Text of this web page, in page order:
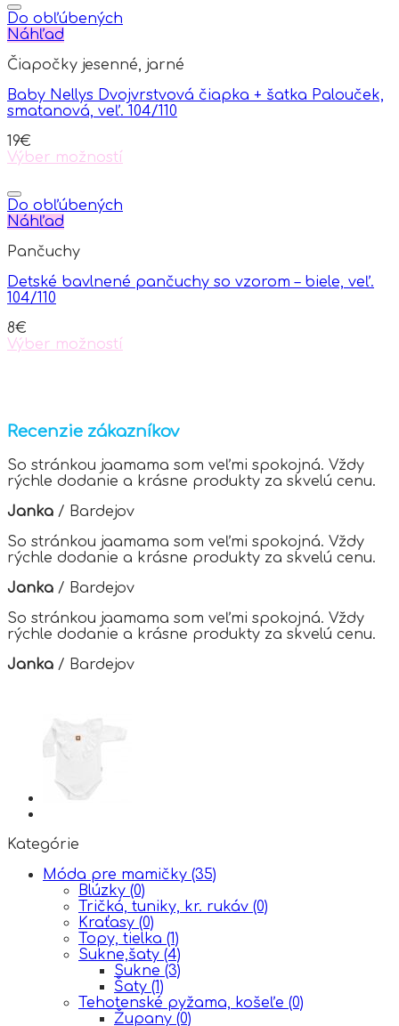
Do obľúbených
Náhľad
Čiapočky jesenné, jarné
Baby Nellys Dvojvrstvová čiapka + šatka Palouček,
smatanová, veľ. 104/110
19€
Výber možností
product
has
multiple
The
may
be
on
the
Do obľúbených
Náhľad
Pančuchy
Detské bavlnené pančuchy so vzorom – biele, veľ.
104/110
8€
Výber možností
variants.
The
options
may
be
chosen
on
the
product
page
Recenzie zákazníkov
So stránkou jaamama som veľmi spokojná. Vždy
rýchle dodanie a krásne produkty za skvelú cenu.
Janka / Bardejov
So stránkou jaamama som veľmi spokojná. Vždy
rýchle dodanie a krásne produkty za skvelú cenu.
Janka / Bardejov
So stránkou jaamama som veľmi spokojná. Vždy
rýchle dodanie a krásne produkty za skvelú cenu.
Janka / Bardejov
Kategórie
Móda pre mamičky (35)
Blúzky (0)
Tričká, tuniky, kr. rukáv (0)
Kraťasy (0)
Topy, tielka (1)
Sukne,šaty (4)
Sukne (3)
Šaty (1)
Tehotenské pyžama, košeľe (0)
Župany (0)